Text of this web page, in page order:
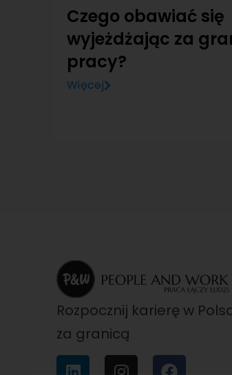
Czego obawiać się
wyjeżdżając za
pracy?
Więcej
Rozpocznij karierę w
za granicą